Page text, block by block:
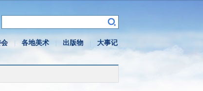
各地美术 出版物 大事记